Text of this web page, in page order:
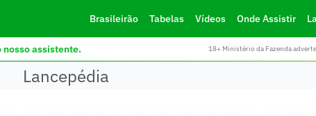
Brasileirão Tabelas Vídeos Onde Assistir
nosso assistente. 18+ Ministério da Fazenda
Lancepédia